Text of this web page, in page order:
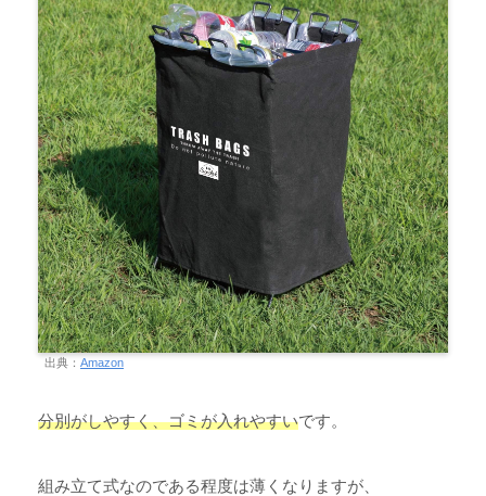
出典： Amazon
分別がしやすく、ゴミが入れやすいです。
組み立て式なのである程度は薄くなりますが、